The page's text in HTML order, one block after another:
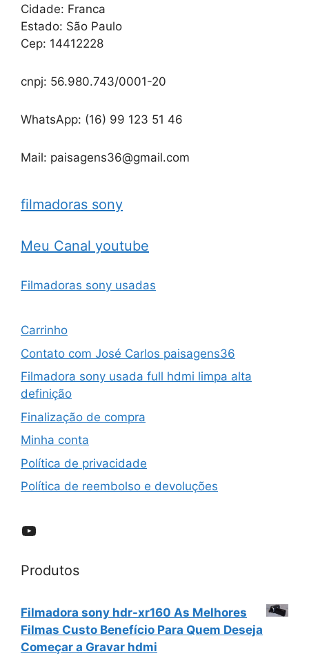
Cidade: Franca
Estado: São Paulo
Cep: 14412228
cnpj: 56.980.743/0001-20
WhatsApp: (16) 99 123 51 46
Mail: paisagens36@gmail.com
filmadoras sony
Meu Canal youtube
Filmadoras sony usadas
Carrinho
Contato com José Carlos paisagens36
Filmadora sony usada full hdmi limpa alta
definição
Finalização de compra
Minha conta
Política de privacidade
Política de reembolso e devoluções
YouTube
Produtos
Filmadora sony hdr-xr160 As Melhores
Filmas Custo Benefício Para Quem Deseja
Começar a Gravar hdmi